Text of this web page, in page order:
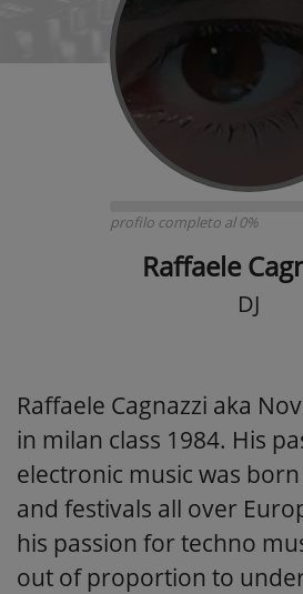
profilo completo al 0%
Raffaele
DJ
Raffaele Cagnazzi aka
in milan class 1984. His
electronic music was
and festivals all over
his passion for techno
out of proportion to